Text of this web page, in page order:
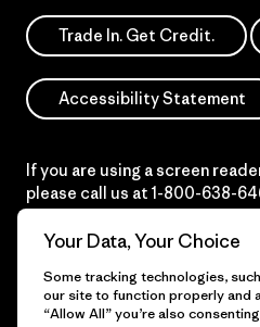
Trade In. Get Credit.
Accessibility Statement
If you are using a screen
please call us at 1-800-638-
Do Not Sell or Share My Data
Your Data, Your Choice
Some tracking technologies,
our site to function properly and
“Allow All” you’re also